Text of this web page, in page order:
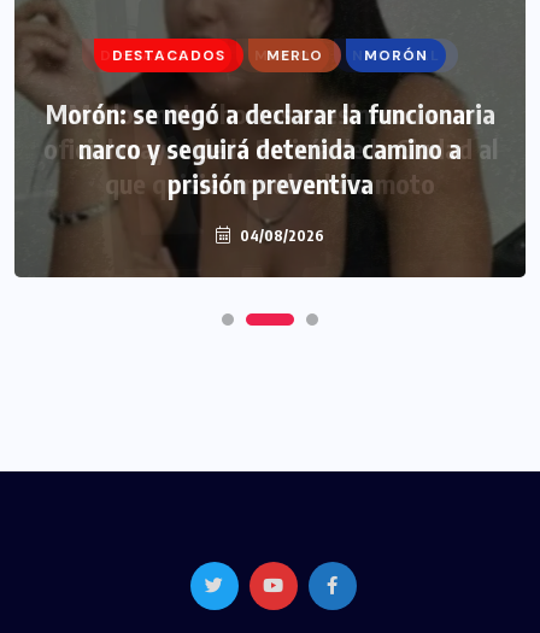
DESTACADOS MERLO MORÓN
Morón: se negó a declarar la funcionaria
narco y seguirá detenida camino a
prisión preventiva
04/08/2026